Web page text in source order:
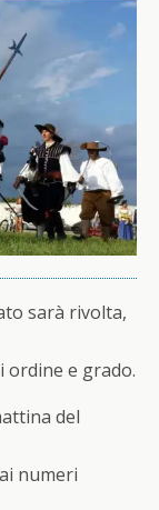
sarà rivolta,
e grado.
del
numeri